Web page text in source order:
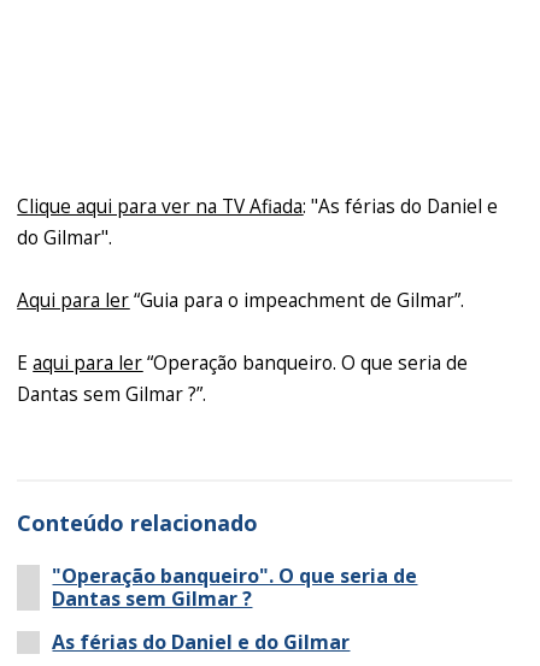
Clique aqui para ver na TV Afiada: "As férias do Daniel e
do Gilmar".
Aqui para ler“Guia para o impeachment de Gilmar”.
Eaqui para ler“Operação banqueiro. O que seria de
Dantas sem Gilmar ?”.
Conteúdo relacionado
"Operação banqueiro". O que seria de
Dantas sem Gilmar ?
As férias do Daniel e do Gilmar